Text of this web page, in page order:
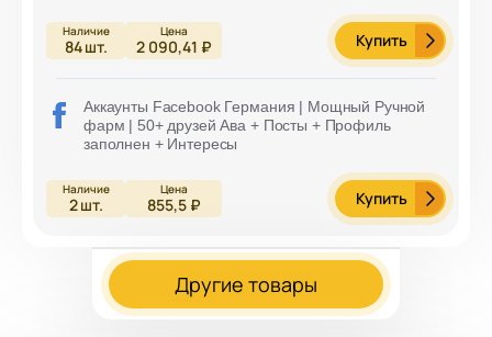
84шт. 2 090,41 ₽ Купить
Аккаунты Facebook Германия | Мощный Ручной
фарм | 50+ друзей Ава + Посты + Профиль
заполнен + Интересы
2шт. 855,5 ₽ Купить
Другие товары